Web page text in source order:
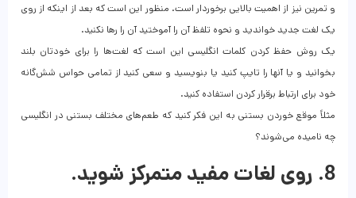
و تمرین نیز از اهمیت بالایی برخوردار است. منظور این است که بعد از اینکه از روی
یک لغت جدید خواندید و نحوه تلفظ آن را آموختید آن را رها نکنید.
یک روش‌ حفظ کردن کلمات انگلیسی این است که لغت‌ها را برای خودتان بلند
بخوانید و یا آنها را تایپ کنید یا بنویسید و سعی کنید از تمامی حواس شش‌گانه
خود برای ارتباط برقرار کردن استفاده کنید.
مثلاً موقع خوردن بستنی به این فکر کنید که طعم‌های مختلف بستنی در انگلیسی
چه نامیده می‌شوند؟
8. روی لغات مفید متمرکز شوید.